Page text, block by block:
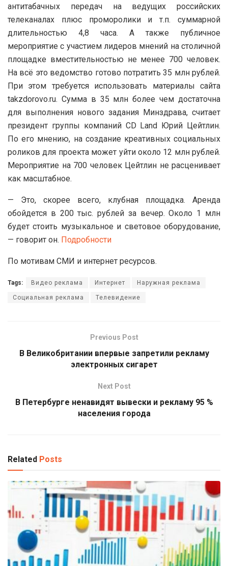
антитабачных передач на ведущих российских
телеканалах плюс проморолики и т.п. суммарной
длительностью 4,8 часа. А также публичное
мероприятие с участием лидеров мнений на столичной
площадке вместительностью не менее 700 человек.
На всё это ведомство готово потратить 35 млн рублей.
При этом требуется использовать материалы сайта
takzdorovo.ru. Сумма в 35 млн более чем достаточна
для выполнения нового задания Минздрава, считает
президент группы компаний CD Land Юрий Цейтлин.
По его мнению, на создание креативных социальных
роликов для проекта может уйти около 12 млн рублей.
Мероприятие на 700 человек Цейтлин не расценивает
как масштабное.
— Это, скорее всего, клубная площадка. Аренда
обойдется в 200 тыс. рублей за вечер. Около 1 млн
будет стоить музыкальное и световое оборудование,
— говорит он. Подробности
По мотивам СМИ и интернет ресурсов.
Tags: Видео реклама Интернет Наружная реклама
Социальная реклама Телевидение
Previous Post
В Великобритании впервые запретили рекламу
электронных сигарет
Next Post
В Петербурге ненавидят вывески и рекламу 95 %
населения города
Related Posts